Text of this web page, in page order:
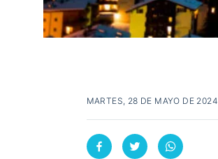
MARTES, 28 DE MAYO DE 2024